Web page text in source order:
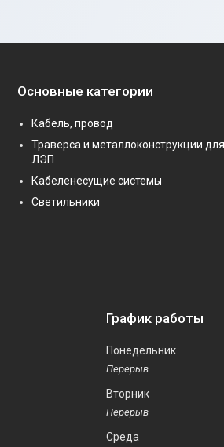
Основные категории
Кабель, провод
Траверса и металлоконструкции для
ЛЭП
Кабеленесущие системы
Светильники
График работы
Понедельник
Вторник
Среда